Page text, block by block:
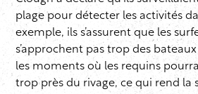
plage pour détecter les activités
exemple, ils s’assurent que les
s’approchent pas trop des
les moments où les requins
trop près du rivage, ce qui rend la